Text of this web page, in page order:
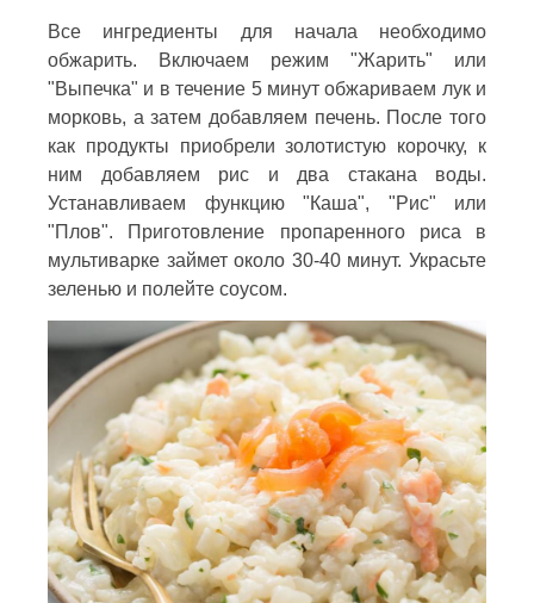
Все ингредиенты для начала необходимо
обжарить. Включаем режим "Жарить" или
"Выпечка" и в течение 5 минут обжариваем лук и
морковь, а затем добавляем печень. После того
как продукты приобрели золотистую корочку, к
ним добавляем рис и два стакана воды.
Устанавливаем функцию "Каша", "Рис" или
"Плов". Приготовление пропаренного риса в
мультиварке займет около 30-40 минут. Украсьте
зеленью и полейте соусом.